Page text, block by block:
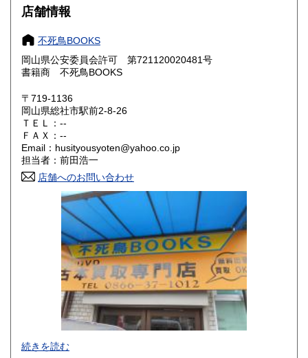
大阪府 600円 兵庫県
鳥取県 600円
岡山県 600円 広島県
山口県 600円
600円
600円 福岡県
600円 長崎県
600円 大分県
600円 鹿児島県
沖縄県
店舗情報
不死鳥BOOKS
岡山県公安委員会許可 第721120020481号
書籍商 不死鳥BOOKS
〒719-1136
岡山県総社市駅前2-8-26
ＴＥＬ：--
ＦＡＸ：--
Email：husityousyoten@yahoo.co.jp
担当者：前田浩一
店舗へのお問い合わせ
不死鳥BOOKSでは、書籍だけでなくCD、DVD、レコード、
ゲーム、おもちゃ、骨董品まであらゆるものの買い取りがで
続きを読む